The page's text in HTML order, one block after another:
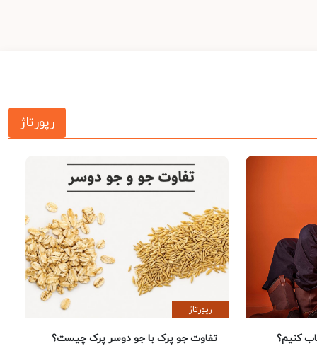
رپورتاژ
کنیم؟
رپورتاژ
تفاوت جو پرک با جو دوسر پرک چیست؟